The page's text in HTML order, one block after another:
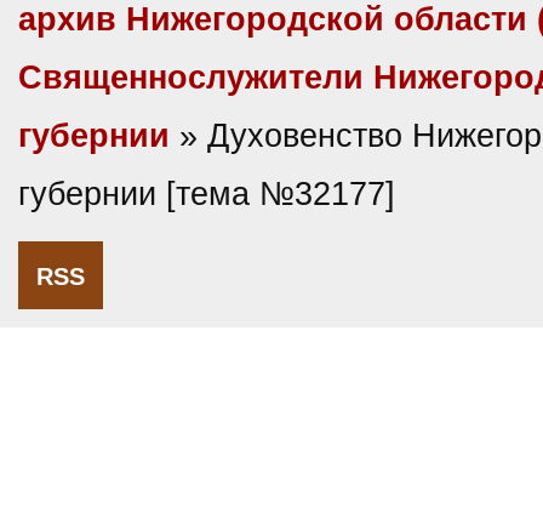
архив Нижегородской
Священнослужители
губернии » Духовенство
губернии [тема №32177]
RSS